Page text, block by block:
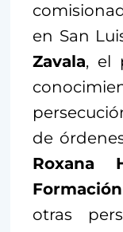
en San
Zavala, el
de
Roxana
otras